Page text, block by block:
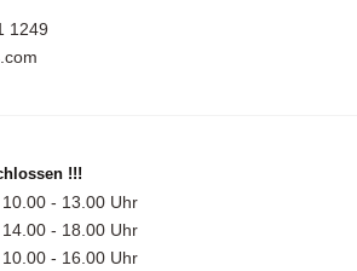
1249
!!!
10.00 - 13.00 Uhr
14.00 - 18.00 Uhr
10.00 - 16.00 Uhr